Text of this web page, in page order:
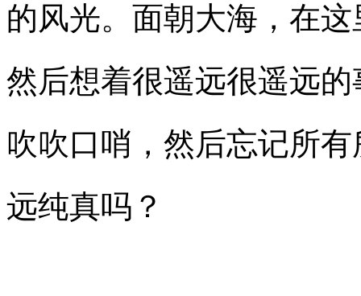
的风光。面朝大海，在
然后想着很遥远很遥远
吹吹口哨，然后忘记所
远纯真吗？